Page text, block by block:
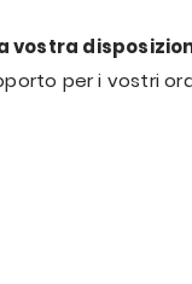
vostra
per i vostri